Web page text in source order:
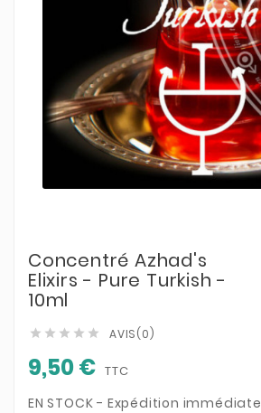
Concentré Azhad's
Elixirs - Pure Turkish -
10ml
     AVIS(0)
9,50 € TTC
EN STOCK - Expédition immédiate